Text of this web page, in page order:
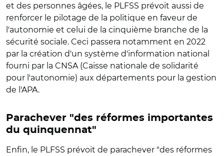
et des personnes âgées, le PLFSS prévoit aussi de
renforcer le pilotage de la politique en faveur de
l'autonomie et celui de la cinquième branche de la
sécurité sociale. Ceci passera notamment en 2022
par la création d'un système d'information national
fourni par la CNSA (Caisse nationale de solidarité
pour l'autonomie) aux départements pour la gestion
de l'APA.
Parachever "des réformes importantes
du quinquennat"
Enfin, le PLFSS prévoit de parachever "des réformes